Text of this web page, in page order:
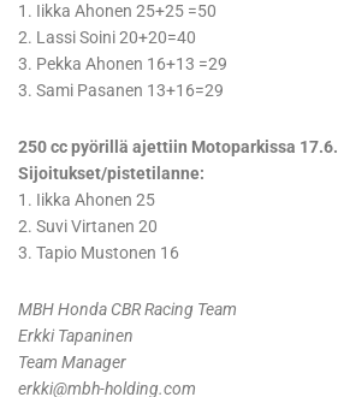
1. Iikka Ahonen 25+25 =50
2. Lassi Soini 20+20=40
3. Pekka Ahonen 16+13 =29
3. Sami Pasanen 13+16=29
250 cc pyörillä ajettiin Motoparkissa 17.6.
Sijoitukset/pistetilanne:
1. Iikka Ahonen 25
2. Suvi Virtanen 20
3. Tapio Mustonen 16
MBH Honda CBR Racing Team
Erkki Tapaninen
Team Manager
erkki@mbh-holding.com